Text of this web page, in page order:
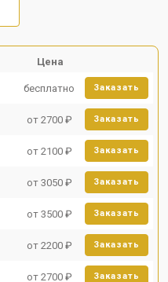
Цена
бесплатно Заказать
от 2700 ₽ Заказать
от 2100 ₽ Заказать
от 3050 ₽ Заказать
от 3500 ₽ Заказать
от 2200 ₽ Заказать
от 2700 ₽ Заказать